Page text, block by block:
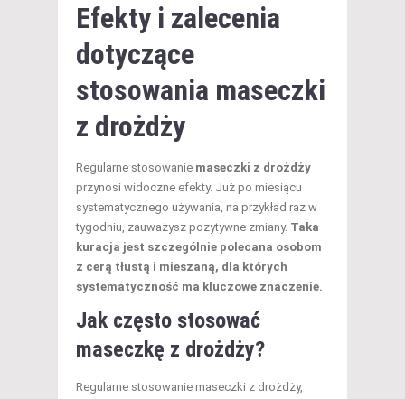
Efekty i zalecenia
dotyczące
stosowania maseczki
z drożdży
Regularne stosowanie maseczki z drożdży
przynosi widoczne efekty. Już po miesiącu
systematycznego używania, na przykład raz w
tygodniu, zauważysz pozytywne zmiany. Taka
kuracja jest szczególnie polecana osobom
z cerą tłustą i mieszaną, dla których
systematyczność ma kluczowe znaczenie.
Jak często stosować
maseczkę z drożdży?
Regularne stosowanie maseczki z drożdży,